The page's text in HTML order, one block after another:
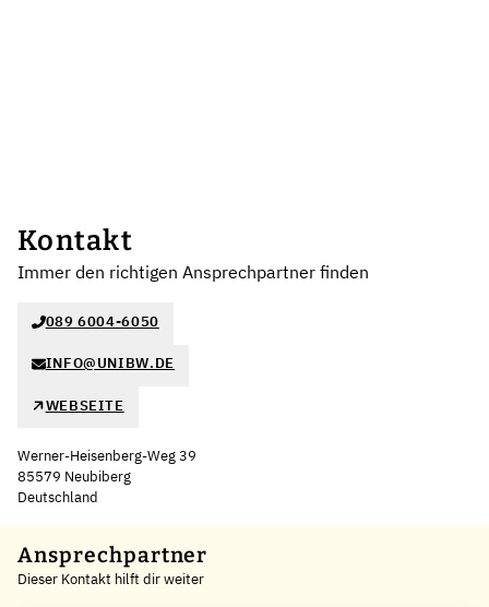
Kontakt
Immer den richtigen Ansprechpartner finden
089 6004-6050
INFO@UNIBW.DE
WEBSEITE
Werner-Heisenberg-Weg 39
85579 Neubiberg
Deutschland
+
−
Ansprechpartner
Dieser Kontakt hilft dir weiter